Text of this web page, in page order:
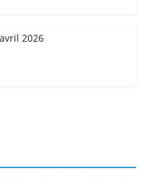
2026